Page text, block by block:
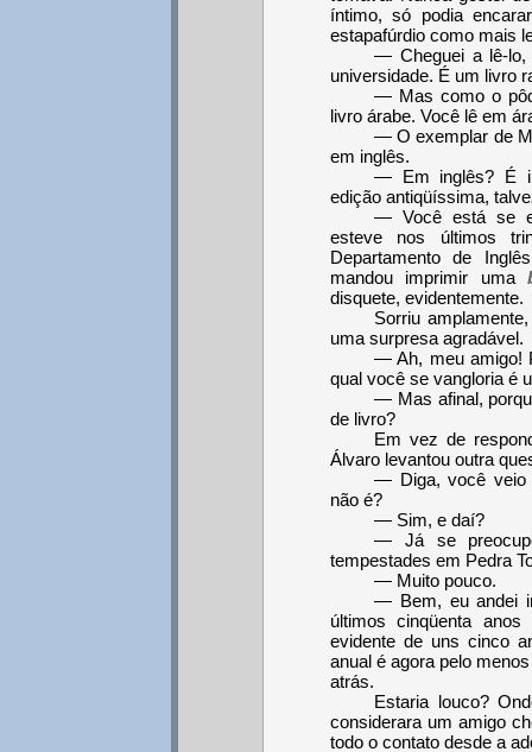
íntimo, só podia
estapafúrdio como mais
— Cheguei a lê-lo,
universidade. É um livro
— Mas como o
livro árabe. Você lê em
— O exemplar de
em inglês.
— Em inglês? É
edição antiqüíssima,
— Você está se
esteve nos últimos
Departamento de
mandou imprimir uma
disquete, evidentemente.
Sorriu
uma surpresa agradável.
— Ah, meu amigo!
qual você se vangloria é
— Mas afinal,
de livro?
Em vez de
Álvaro levantou outra
— Diga, você veio
não é?
— Sim, e daí?
— Já se
tempestades em Pedra
— Muito pouco.
— Bem, eu andei
últimos cinqüenta
evidente de uns cinco
anual é agora pelo
atrás.
Estaria louco?
considerara um amigo
todo o contato desde a